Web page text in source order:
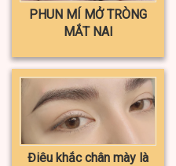
PHUN MÍ MỞ TRÒNG
MẮT NAI
Điêu khắc chân mày là